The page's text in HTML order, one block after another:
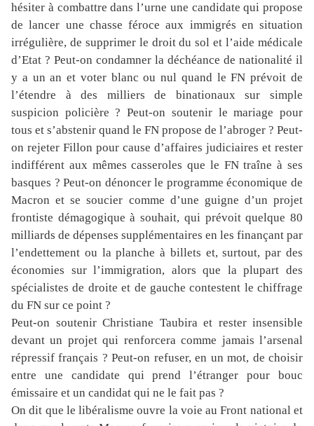
hésiter à combattre dans l’urne une candidate qui propose
de lancer une chasse féroce aux immigrés en situation
irrégulière, de supprimer le droit du sol et l’aide médicale
d’Etat ? Peut-on condamner la déchéance de nationalité il
y a un an et voter blanc ou nul quand le FN prévoit de
l’étendre à des milliers de binationaux sur simple
suspicion policière ? Peut-on soutenir le mariage pour
tous et s’abstenir quand le FN propose de l’abroger ? Peut-
on rejeter Fillon pour cause d’affaires judiciaires et rester
indifférent aux mêmes casseroles que le FN traîne à ses
basques ? Peut-on dénoncer le programme économique de
Macron et se soucier comme d’une guigne d’un projet
frontiste démagogique à souhait, qui prévoit quelque 80
milliards de dépenses supplémentaires en les finançant par
l’endettement ou la planche à billets et, surtout, par des
économies sur l’immigration, alors que la plupart des
spécialistes de droite et de gauche contestent le chiffrage
du FN sur ce point ?
Peut-on soutenir Christiane Taubira et rester insensible
devant un projet qui renforcera comme jamais l’arsenal
répressif français ? Peut-on refuser, en un mot, de choisir
entre une candidate qui prend l’étranger pour bouc
émissaire et un candidat qui ne le fait pas ?
On dit que le libéralisme ouvre la voie au Front national et